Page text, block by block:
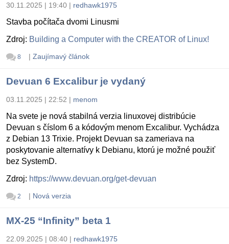
30.11.2025 | 19:40 | redhawk1975
Stavba počítača dvomi Linusmi
Zdroj: Building a Computer with the CREATOR of Linux!
8 | Zaujímavý článok
Devuan 6 Excalibur je vydaný
03.11.2025 | 22:52 | menom
Na svete je nová stabilná verzia linuxovej distribúcie
Devuan s číslom 6 a kódovým menom Excalibur. Vychádza
z Debian 13 Trixie. Projekt Devuan sa zameriava na
poskytovanie alternatívy k Debianu, ktorú je možné použiť
bez SystemD.
Zdroj: https://www.devuan.org/get-devuan
2 | Nová verzia
MX-25 “Infinity” beta 1
22.09.2025 | 08:40 | redhawk1975